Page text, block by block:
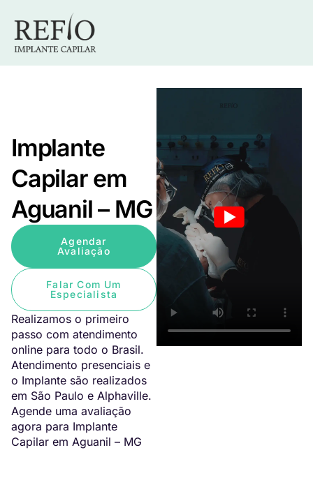
Implante
Capilar em
Aguanil – MG
Agendar
Avaliação
Falar Com Um
Especialista
Realizamos o primeiro
passo com atendimento
online para todo o Brasil.
Atendimento presenciais e
o Implante são realizados
em São Paulo e Alphaville.
Agende uma avaliação
agora para Implante
Capilar em Aguanil – MG